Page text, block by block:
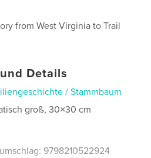
from West Virginia to Trail
Details
/ Stammbaum
groß, 30×30 cm
9798210522924